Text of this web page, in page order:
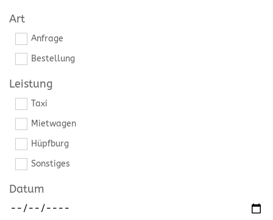
Art
Anfrage
Bestellung
Leistung
Taxi
Mietwagen
Hüpfburg
Sonstiges
Datum